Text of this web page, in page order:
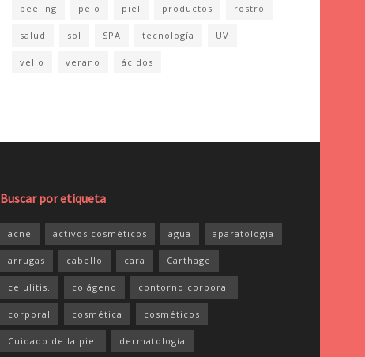
peeling pelo piel productos rostro
salud sol SPA tecnología UV
vello verano ácidos
Buscar por etiqueta
acné activos cosméticos agua aparatología
arrugas cabello cara Carthage
celulitis. colágeno contorno corporal
corporal cosmética cosméticos
Cuidado de la piel dermatología